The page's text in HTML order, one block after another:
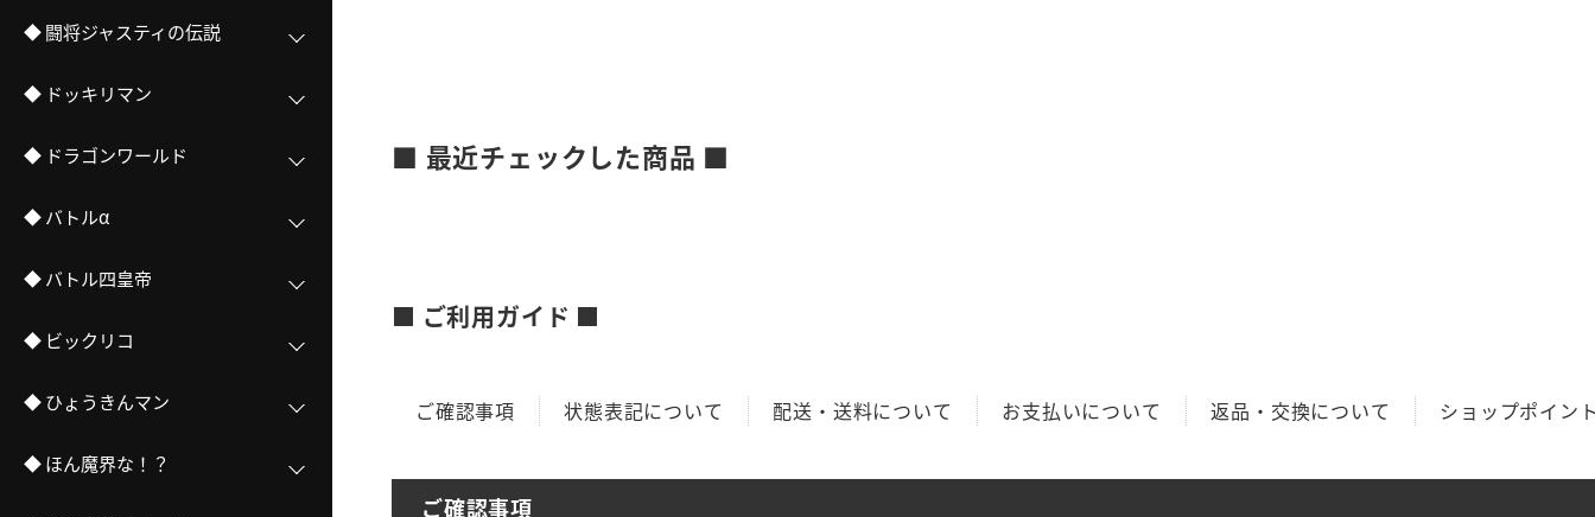
■ 最近チェックした商品 ■
■ ご利用ガイド ■
ご確認事項 状態表記について 配送・送料について お支払いについて 返品・交換について ショップポイン
ご確認事項
◆ 闘将ジャスティの伝説
◆ ドッキリマン
◆ ドラゴンワールド
◆ バトルα
◆ バトル四皇帝
◆ ビックリコ
◆ ひょうきんマン
◆ ほん魔界な！？